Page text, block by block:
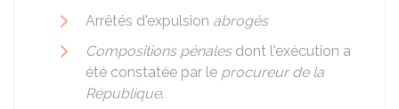
Arrêtés d'expulsion abrogés
Compositions pénalesdont l'exécution a
été constatée par le procureur de la
République.